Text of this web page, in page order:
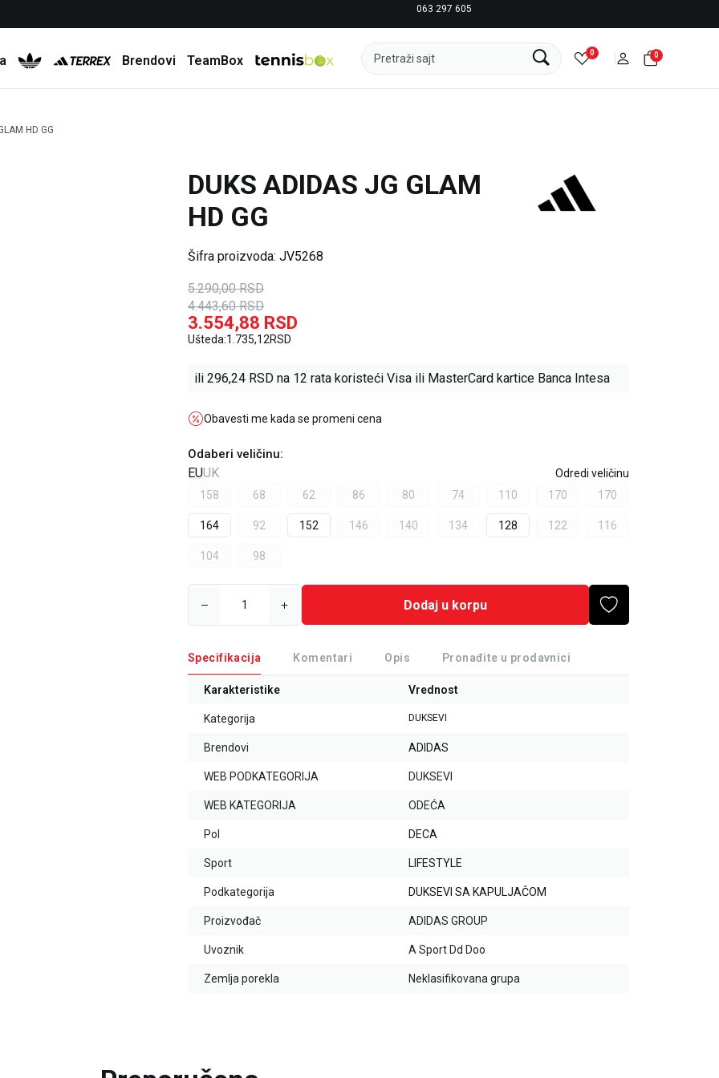
063 297 605
Brendovi TeamBox Pretraži sajt 0 0
HD GG
DUKS ADIDAS JG GLAM
HD GG
Šifra proizvoda: JV5268
5.290,00 RSD
4.443,60 RSD
3.554,88 RSD
Ušteda:1.735,12RSD
ili 296,24 RSD na 12 rata koristeći Visa ili MasterCard kartice Banca Intesa
Obavesti me kada se promeni cena
Odaberi veličinu:
EUUK
Odredi veličinu
158
68 62 86 80 74 110 170 170
164 92 152 146 140 134 128 122 116
104 98
Dodaj u korpu
Specifikacija Komentari Opis Pronađite u prodavnici
Karakteristike Vrednost
Kategorija DUKSEVI
Brendovi ADIDAS
WEB PODKATEGORIJA DUKSEVI
WEB KATEGORIJA ODEĆA
Pol DECA
Sport LIFESTYLE
Podkategorija DUKSEVI SA KAPULJAČOM
Proizvođač ADIDAS GROUP
Uvoznik A Sport Dd Doo
Zemlja porekla Neklasifikovana grupa